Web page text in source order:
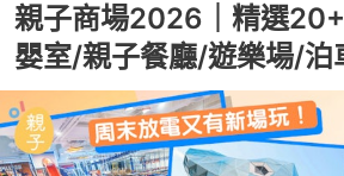
親子商場2026｜精選
嬰室/親子餐廳/遊樂場/泊